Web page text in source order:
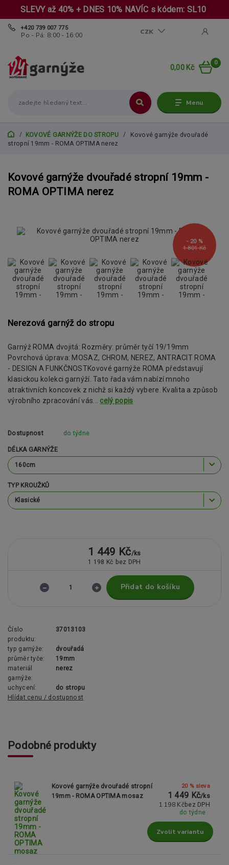
SLEVY až 40% + DNES 10% NAVÍC s kódem: SL10
Menu
CZK
+420 739 007 775
Po - Pá: 8:00 - 16:00
0
0,00 Kč
KOVOVÉ GARNÝŽE DO STROPU
Kovové garnýže dvouřadé
stropní 19mm - ROMA OPTIMA nerez
Kovové garnýže dvouřadé stropní 19mm -
ROMA OPTIMA nerez
1 801 Kč
- 20 %
Nerezová garnýž do stropu
Garnýž ROMA dvojitá: Rozměry: průměr tyčí 19/19mm
Povrchová úprava: MOSAZ, CHROM, NEREZ, ANTRACIT ROMA
- DESIGN A FUNKČNOSTKovové garnýže ROMA představují
klasickou kolekci garnýží. Tato řada vám nabízí mnoho
atraktivních koncovek z nichž si každý vybere. Kvalita a způsob
výrobního zpracování vás... celý popis
Dostupnost do týdne
DÉLKA GARNÝŽE
TYP KROUŽKŮ
1 449 Kč/ks
1 198 Kč bez DPH
Přidat do košíku
Číslo
produktu:
37013103
typ garnýže:
dvouřadá
průměr tyče:
19mm
materiál
garnýže:
nerez
uchycení:
do stropu
Hlídat cenu / dostupnost
Podobné produkty
Kovové garnýže dvouřadé stropní
19mm - ROMA OPTIMA mosaz
20 % sleva
1 449 Kč/ks
1 198 Kč bez DPH
do týdne
Zvolit variantu